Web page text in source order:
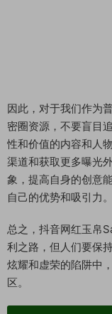
因此，对于我们作为
密圈资源，不要盲目
性和价值的内容和人
渠道和获取更多曝光
象，提高自身的创意
自己的优势和吸引力。
总之，抖音网红玉帛
利之路，但人们要保
炫耀和虚荣的陷阱中
区。